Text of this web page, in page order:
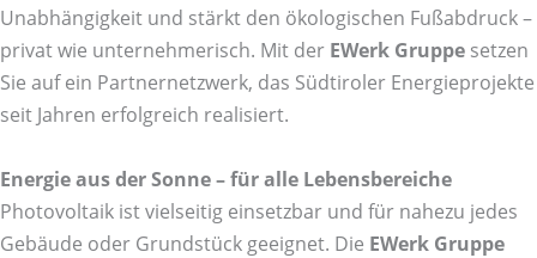
Unabhängigkeit und stärkt den ökologischen Fußabdruck –
privat wie unternehmerisch. Mit der EWerk Gruppe setzen
Sie auf ein Partnernetzwerk, das Südtiroler Energieprojekte
seit Jahren erfolgreich realisiert.
Energie aus der Sonne – für alle Lebensbereiche
Photovoltaik ist vielseitig einsetzbar und für nahezu jedes
Gebäude oder Grundstück geeignet. Die EWerk Gruppe